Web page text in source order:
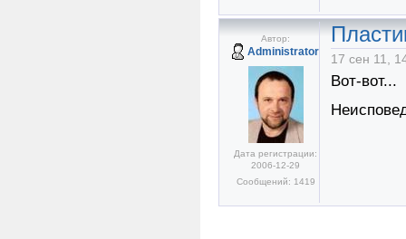
Автор:
Administrator
Дата регистрации:
2006-12-29
Сообщений: 1419
17 сен 11,
Вот-вот...